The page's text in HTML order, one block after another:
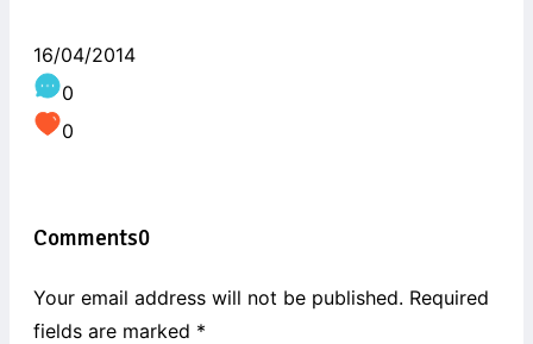
16/04/2014
0
0
Comments0
Your email address will not be published. Required
fields are marked *